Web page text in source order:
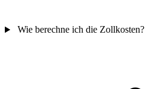
Wie berechne ich die Zollkosten?